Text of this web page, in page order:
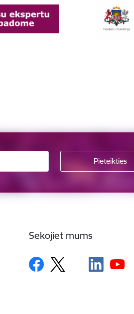
Sekojiet mums